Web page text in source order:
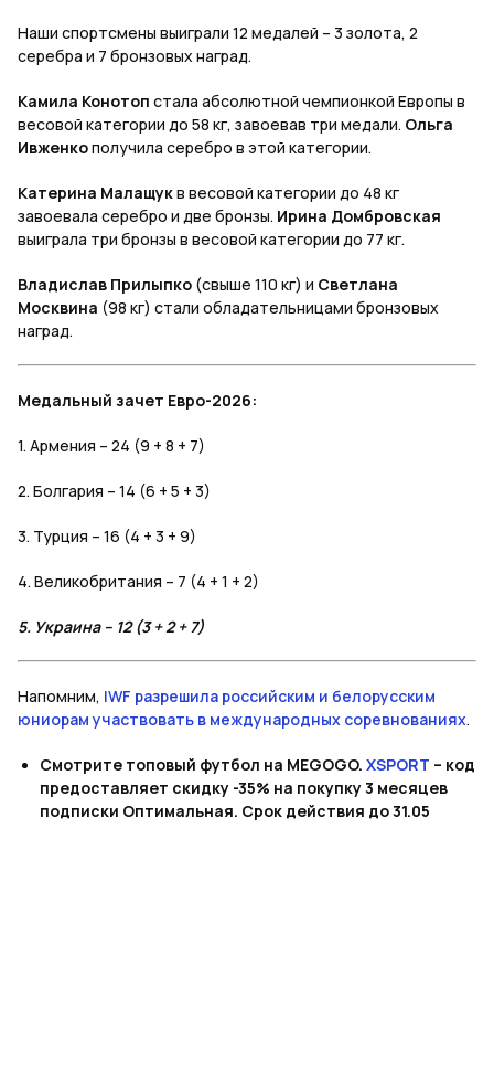
Наши спортсмены выиграли 12 медалей – 3 золота, 2
серебра и 7 бронзовых наград.
Камила Конотоп стала абсолютной чемпионкой Европы в
весовой категории до 58 кг, завоевав три медали. Ольга
Ивженкополучила серебро в этой категории.
Катерина Малащукв весовой категории до 48 кг
завоевала серебро и две бронзы. Ирина Домбровская
выиграла три бронзы в весовой категории до 77 кг.
Владислав Прилыпко (свыше 110 кг) и Светлана
Москвина (98 кг) стали обладательницами бронзовых
наград.
Медальный зачет Евро-2026:
1. Армения – 24 (9 + 8 + 7)
2. Болгария – 14 (6 + 5 + 3)
3. Турция – 16 (4 + 3 + 9)
4. Великобритания – 7 (4 + 1 + 2)
5. Украина – 12 (3 + 2 + 7)
Напомним, IWF разрешила российским и белорусским
юниорам участвовать в международных соревнованиях.
Смотрите топовый футбол на MEGOGO. XSPORT – код
предоставляет скидку -35% на покупку 3 месяцев
подписки Оптимальная. Срок действия до 31.05